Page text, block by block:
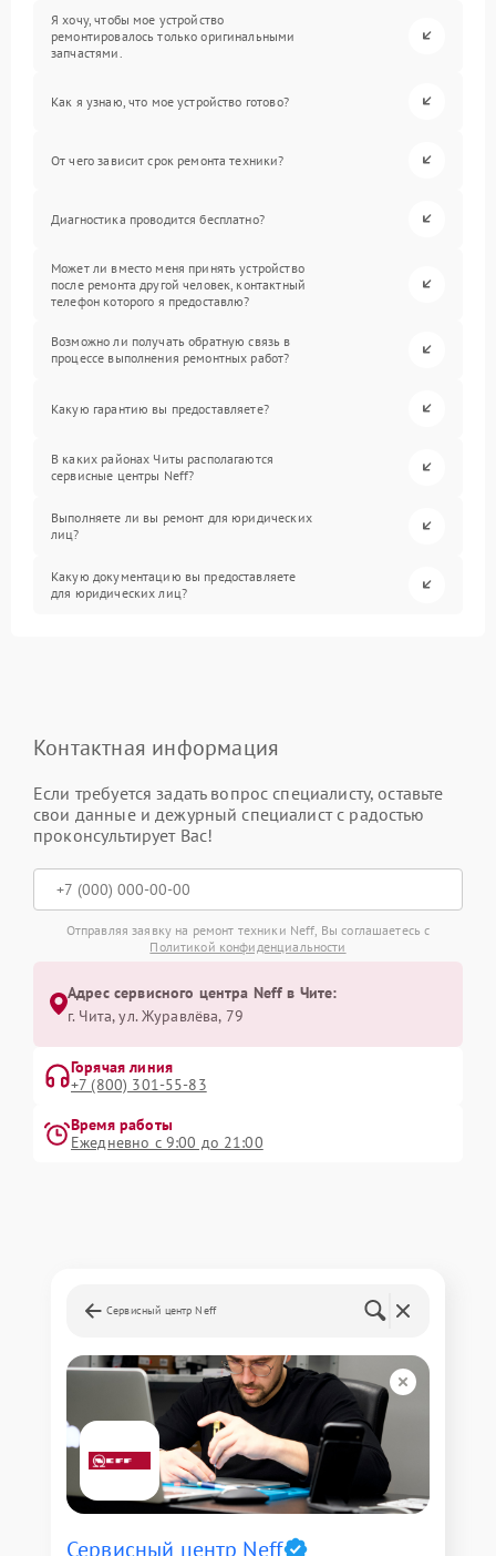
Я хочу, чтобы мое устройство
ремонтировалось только оригинальными
запчастями.
Как я узнаю, что мое устройство готово?
От чего зависит срок ремонта техники?
Диагностика проводится бесплатно?
Может ли вместо меня принять устройство
после ремонта другой человек, контактный
телефон которого я предоставлю?
Возможно ли получать обратную связь в
процессе выполнения ремонтных работ?
Какую гарантию вы предоставляете?
В каких районах Читы располагаются
сервисные центры Neff?
Выполняете ли вы ремонт для юридических
лиц?
Какую документацию вы предоставляете
для юридических лиц?
Контактная информация
Если требуется задать вопрос специалисту, оставьте
свои данные и дежурный специалист с радостью
проконсультирует Вас!
Отправляя заявку на ремонт техники Neff, Вы соглашаетесь с
Политикой конфиденциальности
Адрес сервисного центра Neff в Чите:
г. Чита, ул. Журавлёва, 79
Горячая линия
+7 (800) 301-55-83
Время работы
Ежедневно с 9:00 до 21:00
Сервисный центр Neff
Сервисный центр Neff